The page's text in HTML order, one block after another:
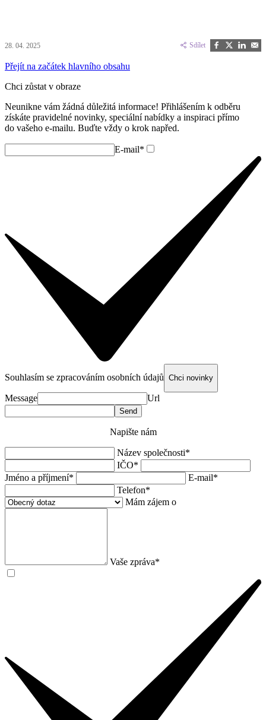
28. 04. 2025 Sdílet
Sdílet
na
Sdílet
na
Sdílet
na
e-
Přejít na začátek hlavního obsahu
Chci zůstat v obraze
Neunikne vám žádná důležitá informace! Přihlášením k odběru
získáte pravidelné novinky, speciální nabídky a inspiraci přímo
do vašeho e-mailu. Buďte vždy o krok napřed.
E-mail*
Souhlasím se zpracováním osobních údajů Chci novinky
Message Url
Napište nám
Název společnosti*
IČO*
Jméno a příjmení*
E-mail*
Telefon*
Mám zájem o
Vaše zpráva*